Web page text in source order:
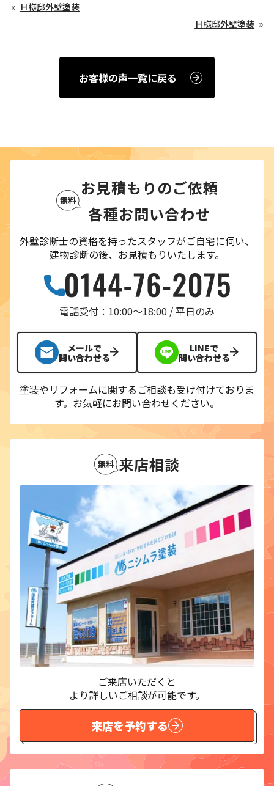
Ｈ様邸外壁塗装
Ｈ様邸外壁塗装
お客様の声一覧に戻る
お見積もりのご依頼
各種お問い合わせ
外壁診断士の資格を持ったスタッフがご自宅に伺い、
建物診断の後、お見積もりいたします。
電話受付：10:00〜18:00 / 平日のみ
メールで
問い合わせる
LINEで
問い合わせる
塗装やリフォームに関するご相談も受け付けておりま
す。 お気軽にお問い合わせください。
来店相談
ご来店いただくと
より詳しいご相談が可能です。
来店を予約する